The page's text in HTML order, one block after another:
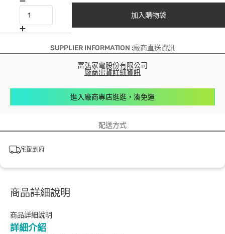
加入購物袋
SUPPLIER INFORMATION :廠商直送資訊
富弘家電股份有限公司
廠商出貨詳細資訊
進入廠商專店逛逛，湊免運
配送方式
宅配到府
商品詳細說明
商品詳細說明
詳細介紹